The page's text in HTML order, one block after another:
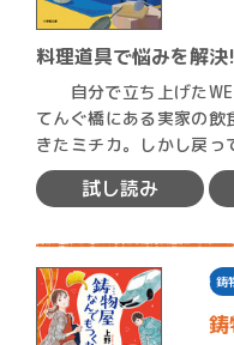
料理道具で悩みを解
自分で立ち上げた
てんぐ橋にある実家の飲
きたミチカ。しかし戻っ
営状況…
試し読み
鋳
鋳